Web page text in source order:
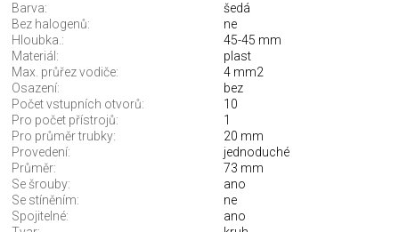
Barva:
šedá
Bez halogenů:
ne
Hloubka.:
45-45 mm
Materiál:
plast
Max. průřez vodiče:
4 mm2
Osazení:
bez
Počet vstupních otvorů:
10
Pro počet přístrojů:
1
Pro průměr trubky:
20 mm
Provedení:
jednoduché
Průměr:
73 mm
Se šrouby:
ano
Se stíněním:
ne
Spojitelné:
ano